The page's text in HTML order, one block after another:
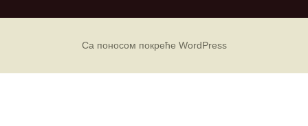
Са поносом покреће WordPress